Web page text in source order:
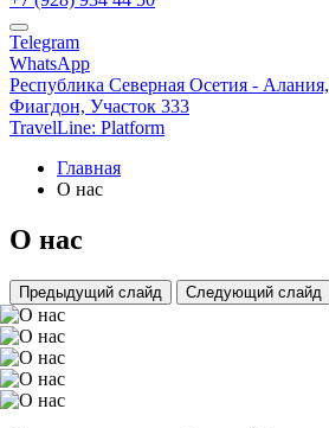
Telegram
WhatsApp
Республика Северная Осетия - Алания,
Фиагдон, Участок 333
TravelLine: Platform
Главная
О нас
О нас
Предыдущий слайд Следующий слайд